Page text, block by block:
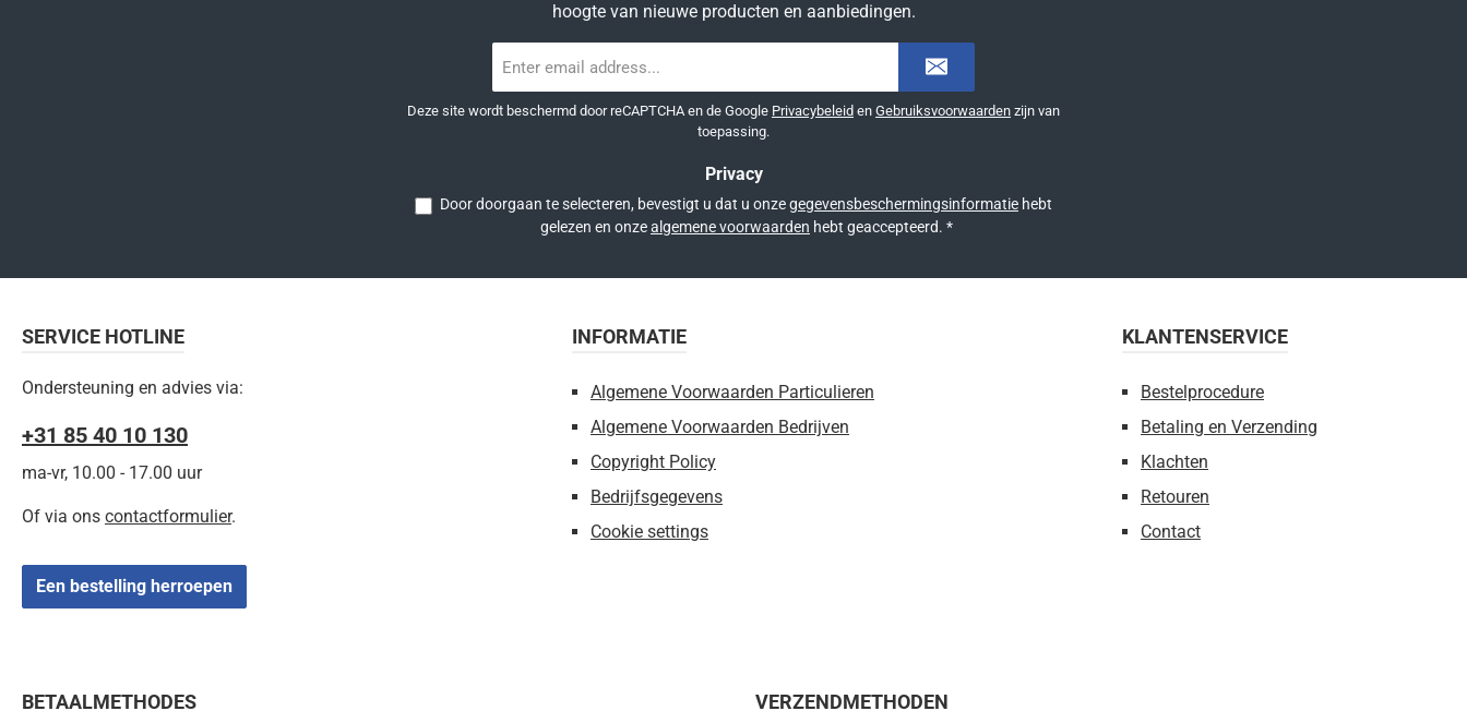
hoogte van nieuwe producten en aanbiedingen.
mailadres
Deze site wordt beschermd door reCAPTCHA en de Google Privacybeleid en Gebruiksvoorwaarden zijn van
toepassing.
Privacy
Door doorgaan te selecteren, bevestigt u dat u onzegegevensbeschermingsinformatie hebt
gelezen en onzealgemene voorwaarden hebt geaccepteerd. *
SERVICE HOTLINE
Ondersteuning en advies via:
+31 85 40 10 130
ma-vr, 10.00 - 17.00 uur
Of via ons contactformulier.
Een bestelling herroepen
INFORMATIE
Algemene Voorwaarden Particulieren
Algemene Voorwaarden Bedrijven
Copyright Policy
Bedrijfsgegevens
Cookie settings
KLANTENSERVICE
Bestelprocedure
Betaling en Verzending
Klachten
Retouren
Contact
BETAALMETHODES VERZENDMETHODEN